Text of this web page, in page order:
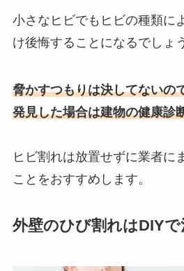
小さなヒビでもヒビの種類に
け後悔することになるでしょ
脅かすつもりは決してないの
発見した場合は建物の健康診
ヒビ割れは放置せずに業者に
ことをおすすめします。
外壁のひび割れはDIYで